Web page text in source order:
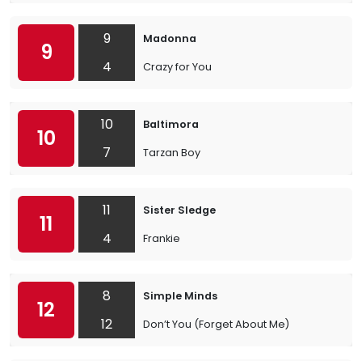
9
9
4
Madonna
Crazy for You
10
10
7
Baltimora
Tarzan Boy
11
11
4
Sister Sledge
Frankie
12
8
12
Simple Minds
Don’t You (Forget About Me)